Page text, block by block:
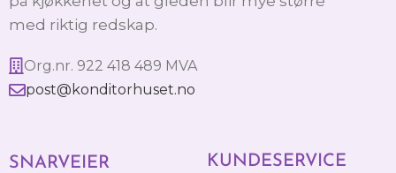
med riktig redskap.
Org.nr. 922 418 489 MVA
post@konditorhuset.no
SNARVEIER KUNDESERVICE